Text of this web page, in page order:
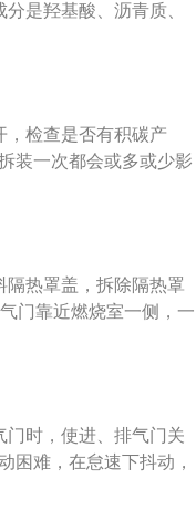
是羟基酸、沥青质、
室，一层一层的堆积，
，检查是否有积碳产
装一次都会或多或少影
是喷油嘴拆下，用内
都配备了该设备；3、
的变化，以此间接检测
0.7V之间波动，而且
气门产生了积碳，氧
热罩盖，拆除隔热罩
门靠近燃烧室一侧，一
理节气门，主要是清
能大幅加快清理积碳
好的节气门按照原位
时，使进、排气门关
困难，在怠速下抖动，
混合气，从而降低发动